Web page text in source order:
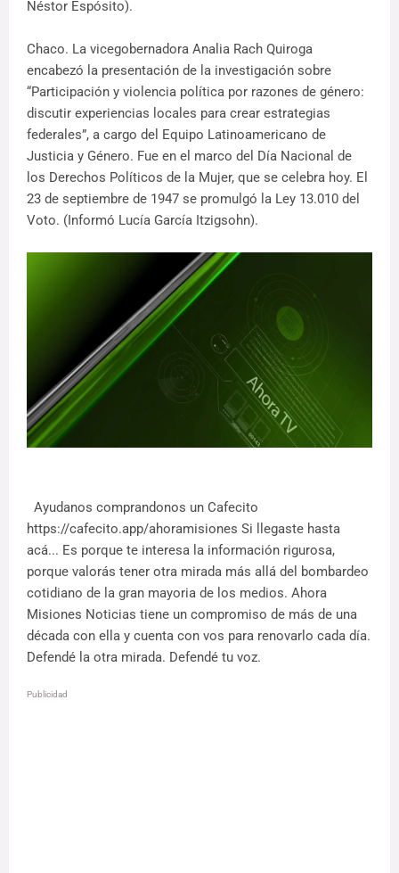
Néstor Espósito).
Chaco. La vicegobernadora Analia Rach Quiroga
encabezó la presentación de la investigación sobre
“Participación y violencia política por razones de género:
discutir experiencias locales para crear estrategias
federales”, a cargo del Equipo Latinoamericano de
Justicia y Género. Fue en el marco del Día Nacional de
los Derechos Políticos de la Mujer, que se celebra hoy. El
23 de septiembre de 1947 se promulgó la Ley 13.010 del
Voto. (Informó Lucía García Itzigsohn).
Ayudanos comprandonos un Cafecito
https://cafecito.app/ahoramisiones Si llegaste hasta
acá... Es porque te interesa la información rigurosa,
porque valorás tener otra mirada más allá del bombardeo
cotidiano de la gran mayoria de los medios. Ahora
Misiones Noticias tiene un compromiso de más de una
década con ella y cuenta con vos para renovarlo cada día.
Defendé la otra mirada. Defendé tu voz.
Publicidad